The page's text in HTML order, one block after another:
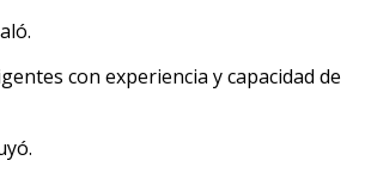
con experiencia y capacidad de